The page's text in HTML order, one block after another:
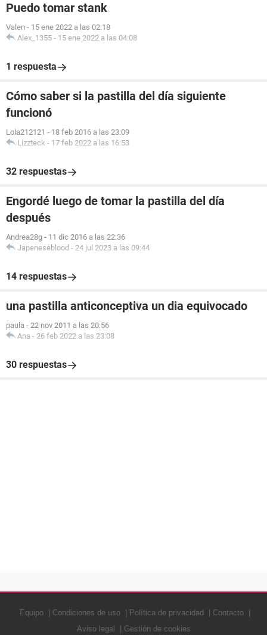
Puedo tomar stank
Valen - 15 ene 2022 a las 02:18
Alex_1355 - 15 ene 2022 a las 04:08
1 respuesta
Cómo saber si la pastilla del día siguiente
funcionó
Lola212121 - 18 feb 2016 a las 23:09
Lizzteck - 17 feb 2022 a las 16:53
32 respuestas
Engordé luego de tomar la pastilla del día
después
Andrea28g - 11 dic 2016 a las 22:36
Japeneseblood - 24 jul 2023 a las 09:44
14 respuestas
una pastilla anticonceptiva un dia equivocado
paula - 22 nov 2011 a las 20:56
Ana - 26 feb 2022 a las 23:08
30 respuestas
Equipo Condiciones de uso Política de privacidad
Contacto
Aviso legal
Gestión de cookies